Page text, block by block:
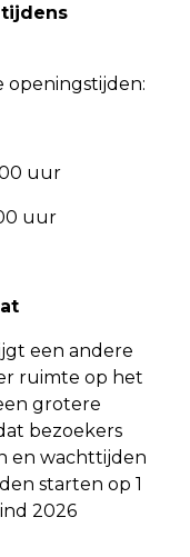
openingstijden:
uur
uur
een andere
ruimte op het
grotere
bezoekers
en wachttijden
starten op 1
2026